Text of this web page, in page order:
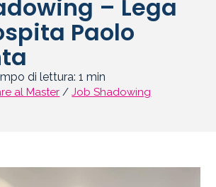
– Lega
Paolo
di lettura:1 min
al Master /Job Shadowing